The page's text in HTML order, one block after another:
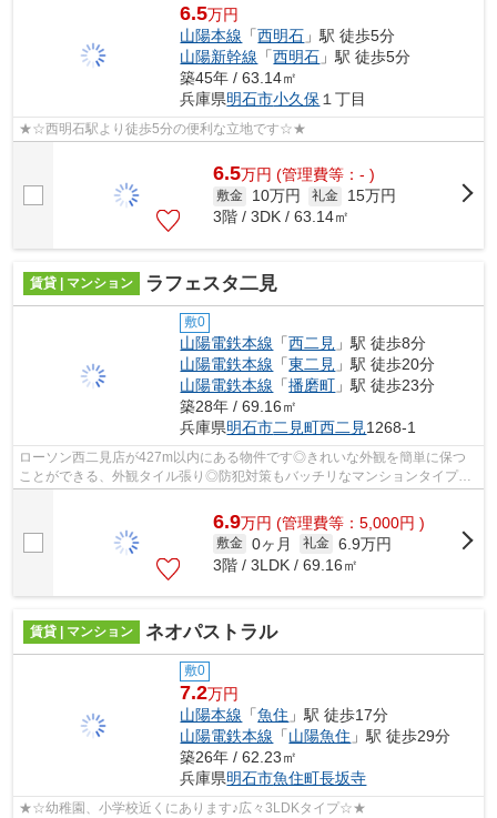
6.5万円
山陽本線 「西明石 」駅 徒歩5分
山陽新幹線 「西明石 」駅 徒歩5分
築45年 / 63.14㎡
兵庫県明石市小久保 １丁目
★☆西明石駅より徒歩5分の便利な立地です☆★
6.5万円 (管理費等：- )
敷金 10万円 礼金
15万円
3階 / 3DK / 63.14㎡
賃貸 | マンション ラフェスタ二見
敷0
山陽電鉄本線 「西二見 」駅 徒歩8分
山陽電鉄本線 「東二見 」駅 徒歩20分
山陽電鉄本線 「播磨町 」駅 徒歩23分
築28年 / 69.16㎡
兵庫県明石市二見町西二見1268-1
ローソン西二見店が427m以内にある物件です◎きれいな外観を簡単に保つ
ことができる、外観タイル張り◎防犯対策もバッチリなマンションタイプの
6.9万円 (管理費等：5,000円 )
敷金 0ヶ月 礼金 6.9万円
3階 / 3LDK / 69.16㎡
賃貸 | マンション ネオパストラル
敷0
7.2万円
山陽本線 「魚住 」駅 徒歩17分
山陽電鉄本線 「山陽魚住 」駅 徒歩29分
築26年 / 62.23㎡
兵庫県明石市魚住町長坂寺
★☆幼稚園、小学校近くにあります♪広々3LDKタイプ☆★